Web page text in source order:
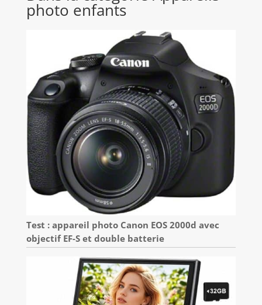
photo enfants
Test : appareil photo Canon EOS 2000d avec
objectif EF-S et double batterie